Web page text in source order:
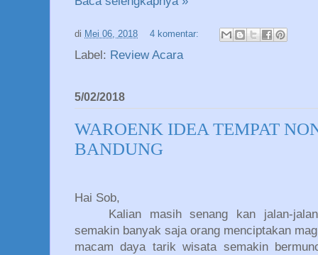
di Mei 06, 2018 4 komentar:
Label: Review Acara
5/02/2018
WAROENK IDEA TEMPAT
BANDUNG
Hai Sob,
Kalian masih senang kan jalan-
semakin banyak saja orang menciptakan
macam daya tarik wisata semakin